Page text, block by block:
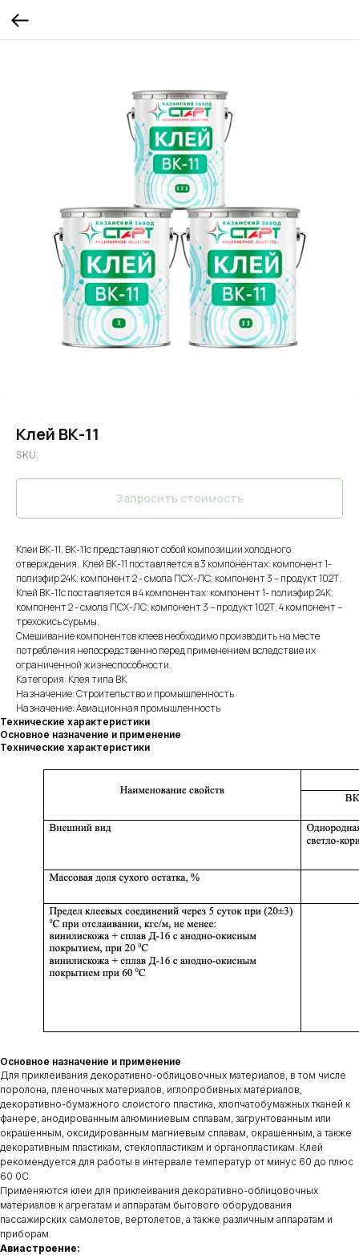
Клей ВК-11
SKU:
Запросить стоимость
Клеи ВК-11, ВК-11с представляют собой композиции холодного
отверждения. Клей ВК-11 поставляется в 3 компонентах: компонент 1-
полиэфир 24К; компонент 2 - смола ПСХ-ЛС; компонент 3 – продукт 102Т.
Клей ВК-11с поставляется в 4 компонентах: компонент 1- полиэфир 24К;
компонент 2 - смола ПСХ-ЛС; компонент 3 – продукт 102Т, 4 компонент –
трехокись сурьмы.
Смешивание компонентов клеев необходимо производить на месте
потребления непосредственно перед применением вследствие их
ограниченной жизнеспособности.
Категория: Клея типа ВК
Назначение: Строительство и промышленность
Назначение: Авиационная промышленность
Технические характеристики
Основное назначение и применение
Технические характеристики
Основное назначение и применение
Для приклеивания декоративно-облицовочных материалов, в том числе
поролона, пленочных материалов, иглопробивных материалов,
декоративно-бумажного слоистого пластика, хлопчатобумажных тканей к
фанере, анодированным алюминиевым сплавам, загрунтованным или
окрашенным, оксидированным магниевым сплавам, окрашенным, а также
декоративным пластикам, стеклопластикам и органопластикам. Клей
рекомендуется для работы в интервале температур от минус 60 до плюс
60 0С.
Применяются клеи для приклеивания декоративно-облицовочных
материалов к агрегатам и аппаратам бытового оборудования
пассажирских самолетов, вертолетов, а также различным аппаратам и
приборам.
Авиастроение: